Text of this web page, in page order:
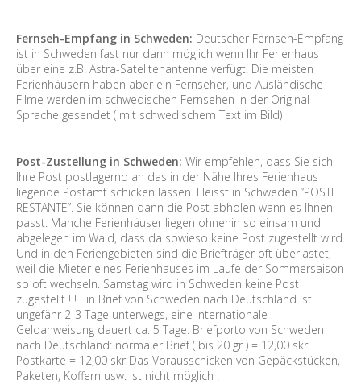
Fernseh-Empfang in Schweden: Deutscher Fernseh-Empfang
ist in Schweden fast nur dann möglich wenn Ihr Ferienhaus
über eine z.B. Astra-Satelitenantenne verfügt. Die meisten
Ferienhäusern haben aber ein Fernseher, und Ausländische
Filme werden im schwedischen Fernsehen in der Original-
Sprache gesendet ( mit schwedischem Text im Bild)
Post-Zustellung in Schweden: Wir empfehlen, dass Sie sich
Ihre Post postlagernd an das in der Nähe Ihres Ferienhaus
liegende Postamt schicken lassen. Heisst in Schweden “POSTE
RESTANTE”. Sie können dann die Post abholen wann es Ihnen
passt. Manche Ferienhäuser liegen ohnehin so einsam und
abgelegen im Wald, dass da sowieso keine Post zugestellt wird.
Und in den Feriengebieten sind die Briefträger oft überlastet,
weil die Mieter eines Ferienhauses im Laufe der Sommersaison
so oft wechseln. Samstag wird in Schweden keine Post
zugestellt ! ! Ein Brief von Schweden nach Deutschland ist
ungefähr 2-3 Tage unterwegs, eine internationale
Geldanweisung dauert ca. 5 Tage. Briefporto von Schweden
nach Deutschland: normaler Brief ( bis 20 gr ) = 12,00 skr
Postkarte = 12,00 skr Das Vorausschicken von Gepäckstücken,
Paketen, Koffern usw. ist nicht möglich !